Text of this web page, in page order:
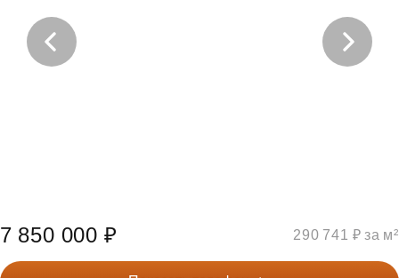
7 850 000 ₽ 290 741 ₽ за м²